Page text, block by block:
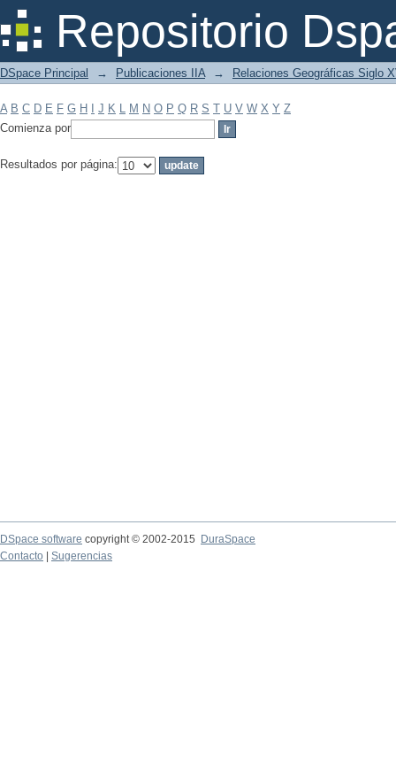
Repositorio
Filtrar por: Materia
DSpace Principal → Publicaciones IIA → Relaciones Geográficas Siglo
A B C D E F G H J K L M N O P Q R S T U V W X Y Z
Comienza por
Resultados por página:
DSpace software copyright © 2002-2015
DuraSpace
Contacto
Sugerencias